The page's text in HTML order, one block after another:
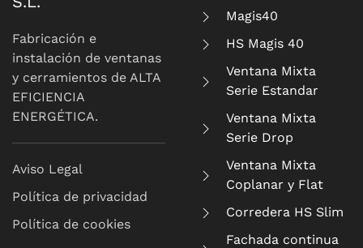
Fabricación e
instalación de ventanas
y cerramientos de ALTA
EFICIENCIA
ENERGÉTICA.
Aviso Legal
Política de privacidad
Política de cookies
Magis40
HS Magis 40
Ventana Mixta
Serie Estandar
Ventana Mixta
Serie Drop
Ventana Mixta
Coplanar y Flat
Corredera HS Slim
Fachada continua